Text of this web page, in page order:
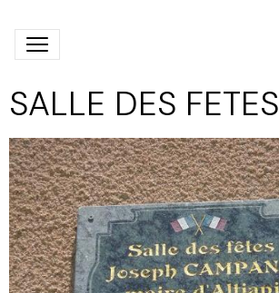
SALLE DES FETES